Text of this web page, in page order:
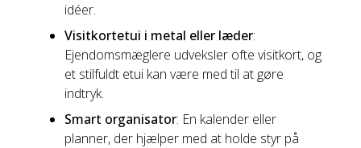
idéer.
Visitkortetui i metal eller læder:
Ejendomsmæglere udveksler ofte visitkort, og
et stilfuldt etui kan være med til at gøre
indtryk.
Smart organisator: En kalender eller
planner, der hjælper med at holde styr på